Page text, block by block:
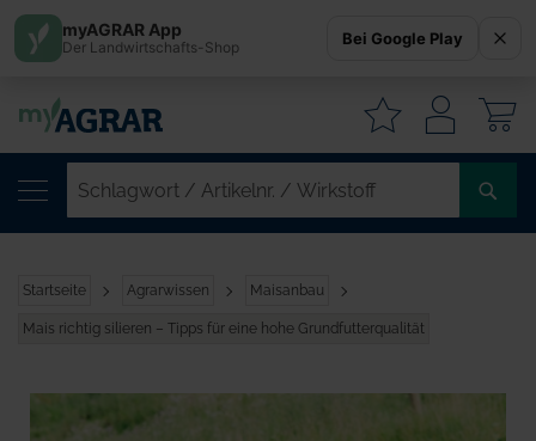
Startseite Agrarwissen Maisanbau
Mais richtig silieren – Tipps für eine hohe Grundfutterqualität
myAGRAR App
Der Landwirtschafts-Shop Bei Google Play